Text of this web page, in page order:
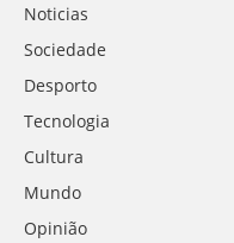
Noticias
Sociedade
Desporto
Tecnologia
Cultura
Mundo
Opinião